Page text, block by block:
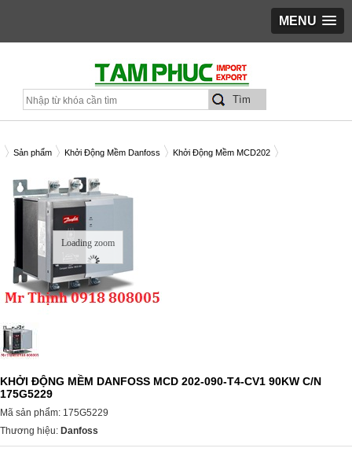
MENU
Sản phẩm Khởi Động Mềm Danfoss
Khởi Động Mềm MCD202
Loading zoom
KHỞI ĐỘNG MỀM DANFOSS MCD 202-090-T4-CV1 90KW C/N
175G5229
Mã sản phẩm: 175G5229
Thương hiệu: Danfoss